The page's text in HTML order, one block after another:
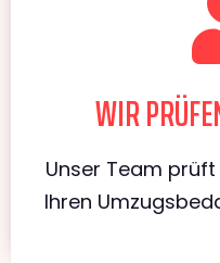
WIR
Unser Team
Ihren